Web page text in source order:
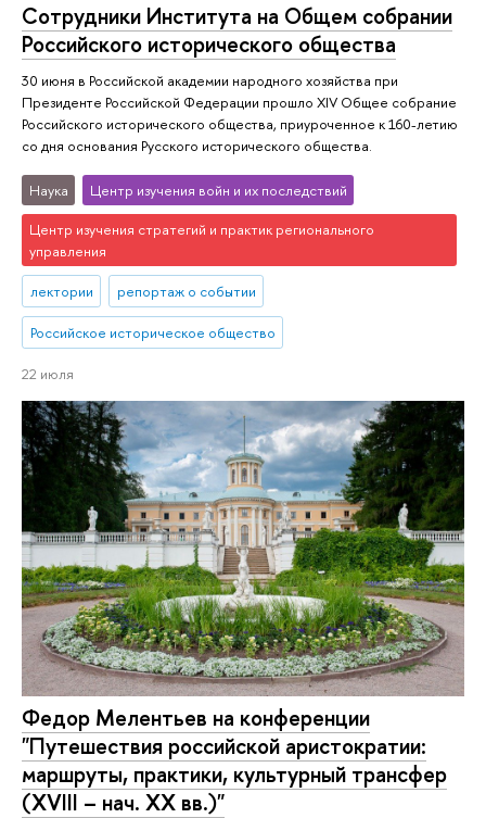
Сотрудники Института на Общем собрании
Российского исторического общества
30 июня в Российской академии народного хозяйства при
Президенте Российской Федерации прошло XIV Общее собрание
Российского исторического общества, приуроченное к 160-летию
со дня основания Русского исторического общества.
Наука
Центр изучения войн и их последствий
Центр изучения стратегий и практик регионального
управления
лектории репортаж о событии
Российское историческое общество
22 июля
Федор Мелентьев на конференции
"Путешествия российской аристократии:
маршруты, практики, культурный трансфер
(XVIII – нач. XX вв.)"